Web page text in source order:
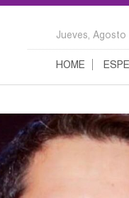
Jueves, Agosto
HOME